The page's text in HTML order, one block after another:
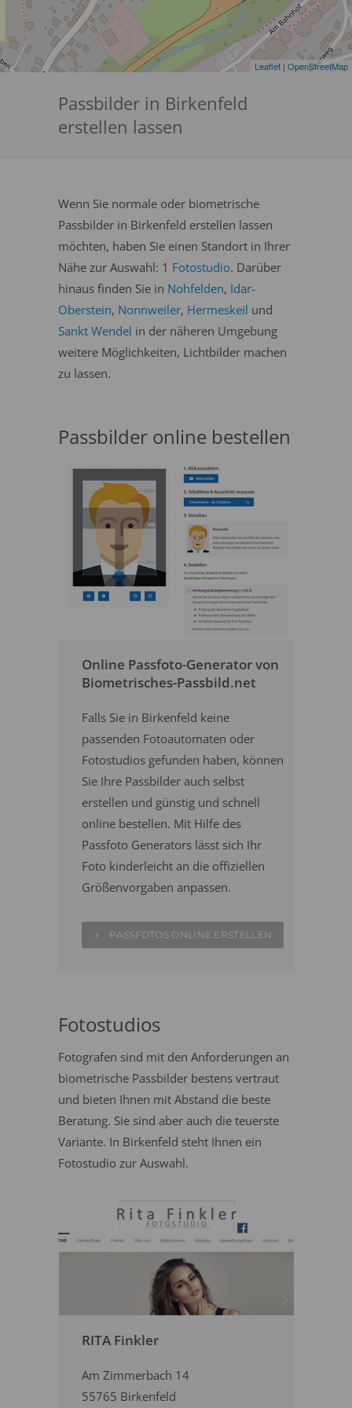
Leaflet | OpenStreetMap
Passbilder in Birkenfeld
erstellen lassen
Wenn Sie normale oder biometrische
Passbilder in Birkenfeld erstellen lassen
möchten, haben Sie einen Standort in Ihrer
Nähe zur Auswahl: 1 Fotostudio. Darüber
hinaus finden Sie in Nohfelden, Idar-
Oberstein, Nonnweiler, Hermeskeil und
Sankt Wendel in der näheren Umgebung
weitere Möglichkeiten, Lichtbilder machen
zu lassen.
Passbilder online bestellen
Online Passfoto-Generator von
Biometrisches-Passbild.net
Falls Sie in Birkenfeld keine
passenden Fotoautomaten oder
Fotostudios gefunden haben, können
Sie Ihre Passbilder auch selbst
erstellen und günstig und schnell
online bestellen. Mit Hilfe des
Passfoto Generators lässt sich Ihr
Foto kinderleicht an die offiziellen
Größenvorgaben anpassen.
PASSFOTOS ONLINE ERSTELLEN
Fotostudios
Fotografen sind mit den Anforderungen an
biometrische Passbilder bestens vertraut
und bieten Ihnen mit Abstand die beste
Beratung. Sie sind aber auch die teuerste
Variante. In Birkenfeld steht Ihnen ein
Fotostudio zur Auswahl.
RITA Finkler
Am Zimmerbach 14
55765 Birkenfeld